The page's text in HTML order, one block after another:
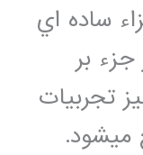
ساده اي
بر
تجربيات
ميشود.